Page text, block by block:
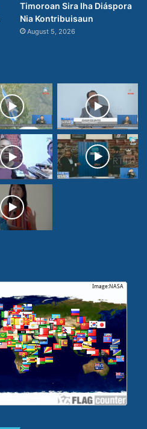
Timoroan Sira Iha Diáspora
Nia Kontribuisaun
August 5, 2026